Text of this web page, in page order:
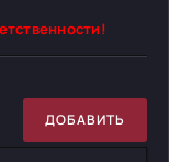
ДОБАВИТЬ